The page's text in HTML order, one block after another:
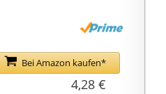
Bei Amazon kaufen*
4,28 €